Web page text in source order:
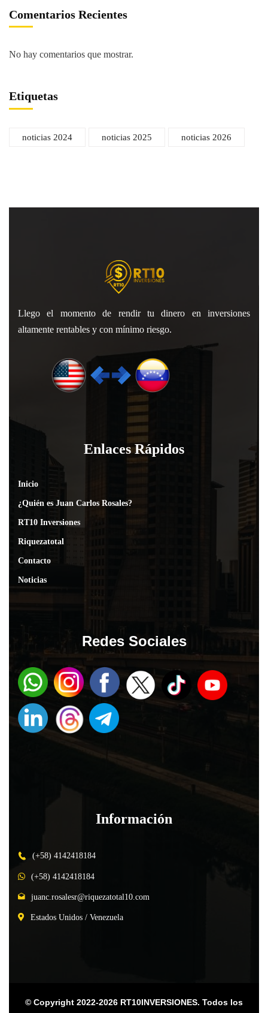
Comentarios Recientes
No hay comentarios que mostrar.
Etiquetas
noticias 2024 noticias 2025 noticias 2026
Llego el momento de rendir tu dinero en inversiones
altamente rentables y con mínimo riesgo.
Enlaces Rápidos
Inicio
¿Quién es Juan Carlos Rosales?
RT10 Inversiones
Riquezatotal
Contacto
Noticias
Redes Sociales
Información
(+58) 4142418184
(+58) 4142418184
juanc.rosalesr@riquezatotal10.com
Estados Unidos / Venezuela
© Copyright 2022-2026 RT10INVERSIONES. Todos los